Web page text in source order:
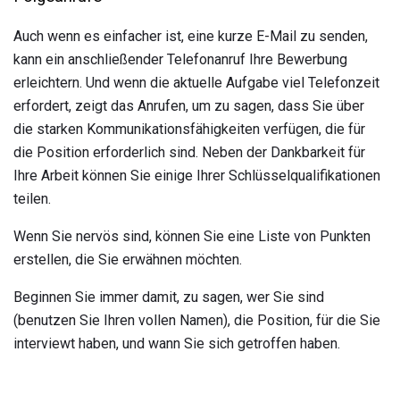
Auch wenn es einfacher ist, eine kurze E-Mail zu senden,
kann ein anschließender Telefonanruf Ihre Bewerbung
erleichtern. Und wenn die aktuelle Aufgabe viel Telefonzeit
erfordert, zeigt das Anrufen, um zu sagen, dass Sie über
die starken Kommunikationsfähigkeiten verfügen, die für
die Position erforderlich sind. Neben der Dankbarkeit für
Ihre Arbeit können Sie einige Ihrer Schlüsselqualifikationen
teilen.
Wenn Sie nervös sind, können Sie eine Liste von Punkten
erstellen, die Sie erwähnen möchten.
Beginnen Sie immer damit, zu sagen, wer Sie sind
(benutzen Sie Ihren vollen Namen), die Position, für die Sie
interviewt haben, und wann Sie sich getroffen haben.